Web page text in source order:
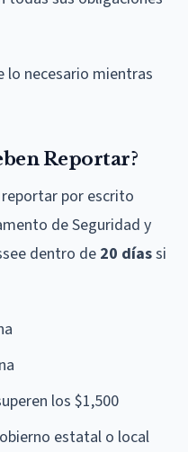
lo necesario mientras
Reportar?
reportar por escrito
de Seguridad y
dentro de 20 díassi
los $1,500
estatal o local